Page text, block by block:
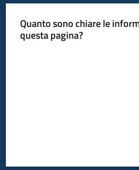
Quanto sono chiare le
questa pagina?